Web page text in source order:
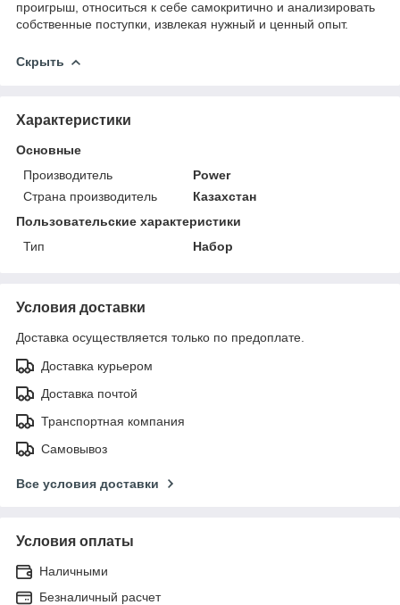
проигрыш, относиться к себе самокритично и анализировать
собственные поступки, извлекая нужный и ценный опыт.
Скрыть
Характеристики
Основные
Производитель
Power
Страна производитель
Казахстан
Пользовательские характеристики
Тип
Набор
Условия доставки
Доставка осуществляется только по предоплате.
Доставка курьером
Доставка почтой
Транспортная компания
Самовывоз
Все условия доставки
Условия оплаты
Наличными
Безналичный расчет